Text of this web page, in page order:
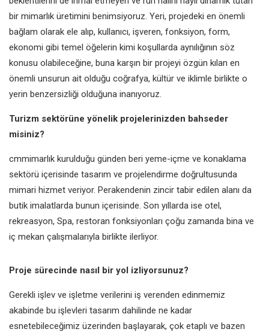
bir mimarlık üretimini benimsiyoruz. Yeri, projedeki en önemli
bağlam olarak ele alıp, kullanıcı, işveren, fonksiyon, form,
ekonomi gibi temel öğelerin kimi koşullarda aynılığının söz
konusu olabileceğine, buna karşın bir projeyi özgün kılan en
önemli unsurun ait olduğu coğrafya, kültür ve iklimle birlikte o
yerin benzersizliği olduğuna inanıyoruz.
Turizm sektörüne yönelik projelerinizden bahseder
misiniz?
cmmimarlık kurulduğu günden beri yeme-içme ve konaklama
sektörü içerisinde tasarım ve projelendirme doğrultusunda
mimari hizmet veriyor. Perakendenin zincir tabir edilen alanı da
butik imalatlarda bunun içerisinde. Son yıllarda ise otel,
rekreasyon, Spa, restoran fonksiyonları çoğu zamanda bina ve
iç mekan çalışmalarıyla birlikte ilerliyor.
Proje sürecinde nasıl bir yol izliyorsunuz?
Gerekli işlev ve işletme verilerini iş verenden edinmemiz
akabinde bu işlevleri tasarım dahilinde ne kadar
esnetebileceğimiz üzerinden başlayarak, çok etaplı ve bazen